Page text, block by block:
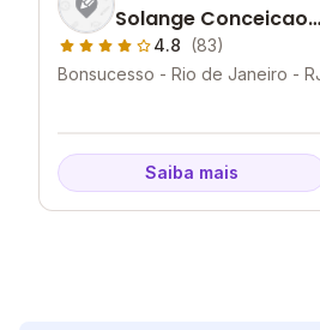
Solange Conceicao
Tricarico
4.8 (83)
Bonsucesso - Rio de Janeiro -
Saiba mais